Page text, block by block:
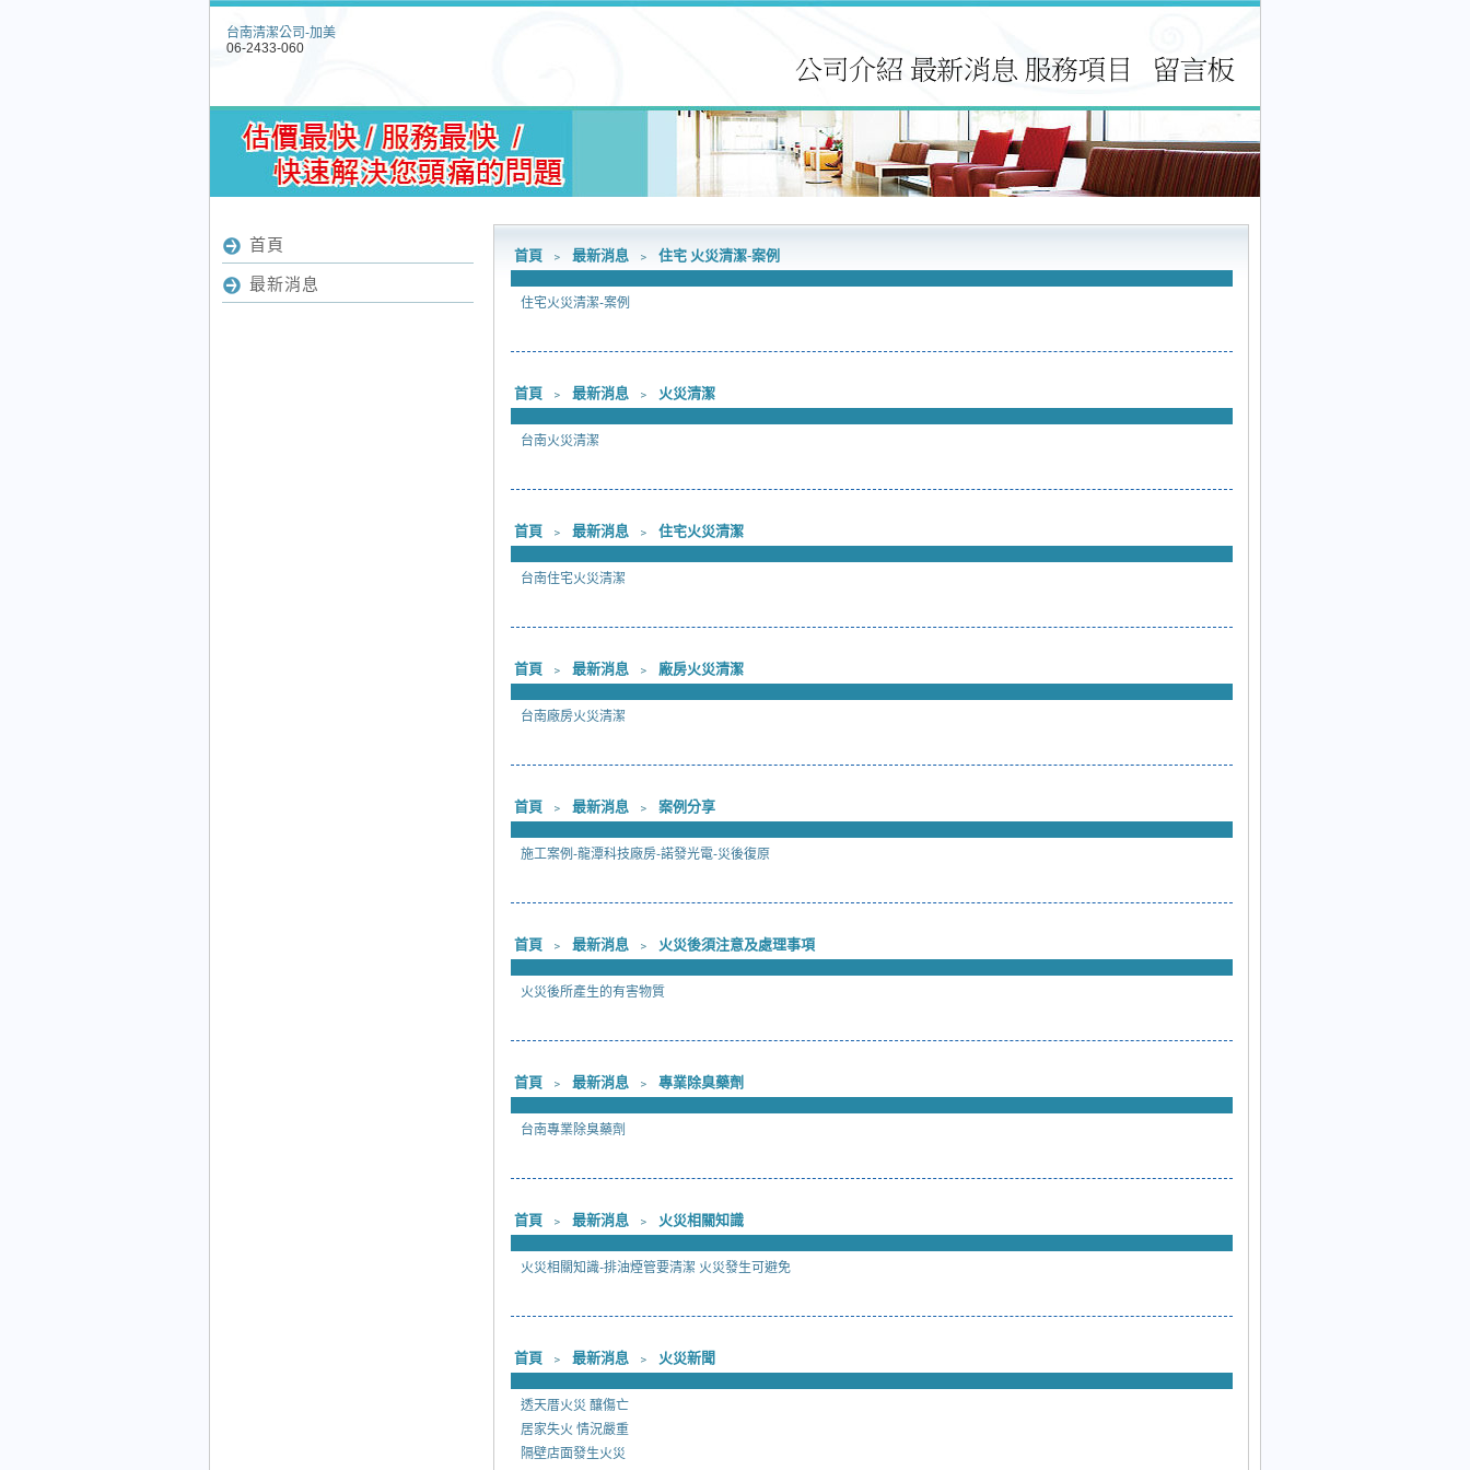
台南清潔公司-加美
06-2433-060
首頁 ﹥ 最新消息 ﹥ 住宅 火災清潔-案例
住宅火災清潔-案例
首頁 ﹥ 最新消息 ﹥ 火災清潔
台南火災清潔
首頁 ﹥ 最新消息 ﹥ 住宅火災清潔
台南住宅火災清潔
首頁 ﹥ 最新消息 ﹥ 廠房火災清潔
台南廠房火災清潔
首頁 ﹥ 最新消息 ﹥ 案例分享
施工案例-龍潭科技廠房-諾發光電-災後復原
首頁 ﹥ 最新消息 ﹥ 火災後須注意及處理事項
火災後所產生的有害物質
首頁 ﹥ 最新消息 ﹥ 專業除臭藥劑
台南專業除臭藥劑
首頁 ﹥ 最新消息 ﹥ 火災相關知識
火災相關知識-排油煙管要清潔 火災發生可避免
首頁 ﹥ 最新消息 ﹥ 火災新聞
透天厝火災 釀傷亡
居家失火 情況嚴重
隔壁店面發生火災
首頁
最新消息